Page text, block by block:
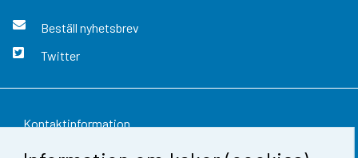
Beställ nyhetsbrev
Twitter
Kontaktinformation